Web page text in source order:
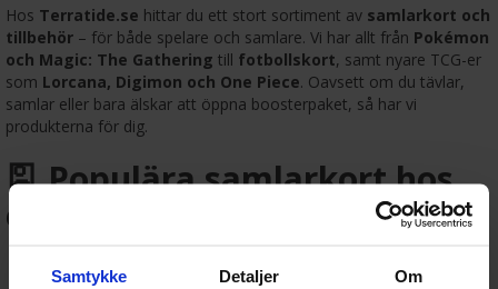
Samtykke Detaljer Om
Hos Terratide.se hittar du ett stort sortiment av samlarkort och
tillbehör – för både spelare och samlare. Vi har allt från Pokémon
och Magic: The Gathering till fotbollskort, samt nyare TCG-er
som Lorcana, Digimon och One Piece. Oavsett om du tävlar,
samlar eller bara älskar att öppna boosterpaket, så har vi
produkterna för dig.
🎴 Populära samlarkort hos
oss:
och promokort.